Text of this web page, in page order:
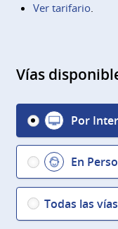
Ver tarifario.
Vías
Por
En
Todas las vías